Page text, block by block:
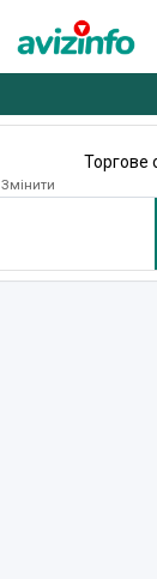
Змінити
Торгове